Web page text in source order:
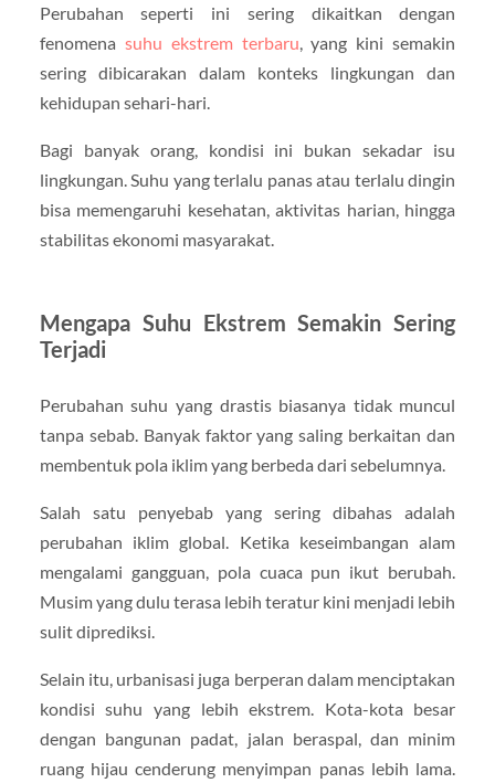
Perubahan seperti ini sering dikaitkan dengan
fenomena suhu ekstrem terbaru , yang kini semakin
sering dibicarakan dalam konteks lingkungan dan
kehidupan sehari-hari.
Bagi banyak orang, kondisi ini bukan sekadar isu
lingkungan. Suhu yang terlalu panas atau terlalu dingin
bisa memengaruhi kesehatan, aktivitas harian, hingga
stabilitas ekonomi masyarakat.
Mengapa Suhu Ekstrem Semakin Sering
Terjadi
Perubahan suhu yang drastis biasanya tidak muncul
tanpa sebab. Banyak faktor yang saling berkaitan dan
membentuk pola iklim yang berbeda dari sebelumnya.
Salah satu penyebab yang sering dibahas adalah
perubahan iklim global. Ketika keseimbangan alam
mengalami gangguan, pola cuaca pun ikut berubah.
Musim yang dulu terasa lebih teratur kini menjadi lebih
sulit diprediksi.
Selain itu, urbanisasi juga berperan dalam menciptakan
kondisi suhu yang lebih ekstrem. Kota-kota besar
dengan bangunan padat, jalan beraspal, dan minim
ruang hijau cenderung menyimpan panas lebih lama.